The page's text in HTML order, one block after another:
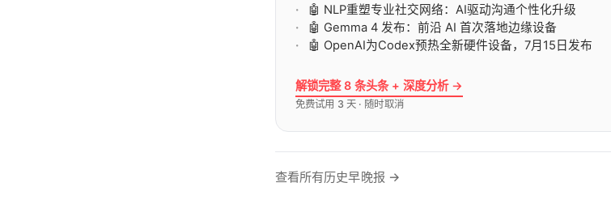
🤖 NLP重塑专业社交网络：AI驱动沟通个性化升级
🤖 Gemma 4 发布：前沿 AI 首次落地边缘设备
🤖 OpenAI为Codex预热全新硬件设备，7月15日发布
解锁完整 8 条头条 + 深度分析 →
免费试用 3 天 · 随时取消
查看所有历史早晚报 →